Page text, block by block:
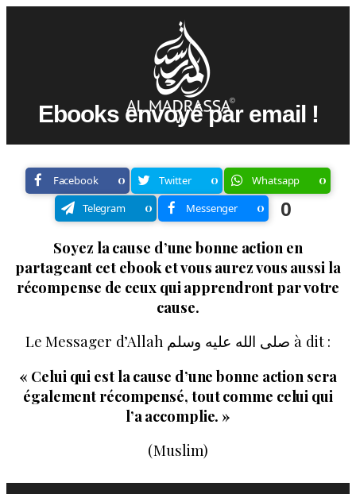
Ebooks envoyé par email !
Vé
Facebook 0 Twitter 0 Whatsapp 0
Telegram 0 Messenger 0 0
Soyez la cause d’une bonne action en
partageant cet ebook et vous aurez vous aussi la
récompense de ceux qui apprendront par votre
cause.
Le Messager d’Allah صلى الله عليه وسلم à dit :
« Celui qui est la cause d’une bonne action sera
également récompensé, tout comme celui qui
l’a accomplie. »
(Muslim)